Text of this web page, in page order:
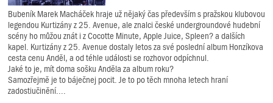
Bubeník Marek Macháček hraje už nějaký čas především s pražskou klubovou
legendou Kurtizány z 25. Avenue, ale znalci české undergroundové hudební
scény ho můžou znát i z Cocotte Minute, Apple Juice, Spleen? a dalších
kapel. Kurtizány z 25. Avenue dostaly letos za své poslední album Honzíkova
cesta cenu Anděl, a od téhle události se rozhovor odpíchnul.
Jaké to je, mít doma sošku Anděla za album roku?
Samozřejmě je to báječnej pocit. Je to po těch mnoha letech hraní
zadostiučinění....